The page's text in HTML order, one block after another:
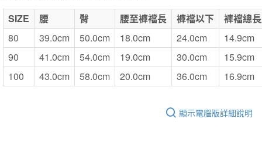
付款後7-11取貨
每筆NT$65，滿NT$1,000(含以上)免運費
宅配
每筆NT$150，滿NT$2,000(含以上)免運費
SIZE 腰 臀 腰至褲襠長 褲襠以下
褲襠總
80
39.0cm 50.0cm 18.0cm 24.0cm
14.9cm
90
41.0cm 54.0cm 19.0cm 30.0cm
15.9cm
100
43.0cm 58.0cm 20.0cm 36.0cm 16.9cm
顯示電腦版詳細說明